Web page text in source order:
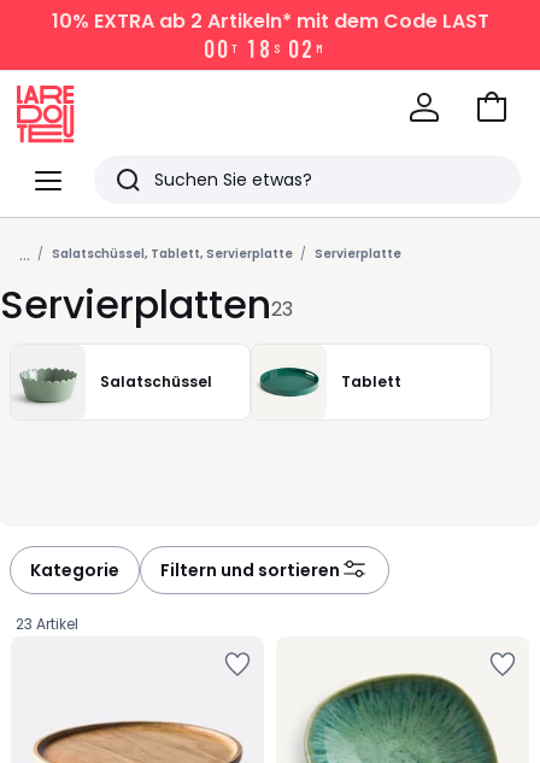
10% EXTRAab 2 Artikeln* mit dem Code LAST
00 T 1 8 S 02 M
Menü
Redoute
Suchen
Zuletzt
angesehen
Artikel
Zum
... Salatschüssel, Tablett, Servierplatte Servierplatte
Servierplatten23
Salatschüssel Tablett
Kategorie Filtern und sortieren
23 Artikel